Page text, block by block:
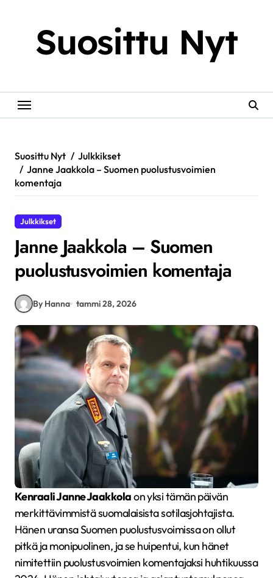
Suosittu Nyt
Suosittu Nyt
Julkkikset
Janne Jaakkola – Suomen puolustusvoimien
komentaja
Julkkikset
Janne Jaakkola – Suomen
puolustusvoimien komentaja
By Hanna tammi 28, 2026
Kenraali Janne Jaakkolaon yksi tämän päivän
merkittävimmistä suomalaisista sotilasjohtajista.
Hänen uransa Suomen puolustusvoimissa on ollut
pitkä ja monipuolinen, ja se huipentui, kun hänet
nimitettiin puolustusvoimien komentajaksi huhtikuussa